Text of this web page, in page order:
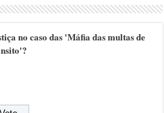
no caso das 'Máfia das multas de